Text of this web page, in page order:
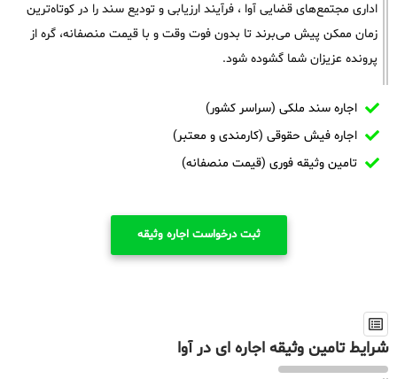
اداری مجتمع‌های قضایی آوا ، فرآیند ارزیابی و تودیع سند را در کوتاه‌ترین
زمان ممکن پیش می‌برند تا بدون فوت وقت و با قیمت منصفانه، گره از
پرونده عزیزان شما گشوده شود.
اجاره سند ملکی (سراسر کشور)
اجاره فیش حقوقی (کارمندی و معتبر)
تامین وثیقه فوری (قیمت منصفانه)
ثبت درخواست اجاره وثیقه
شرایط تامین وثیقه اجاره ای در آوا